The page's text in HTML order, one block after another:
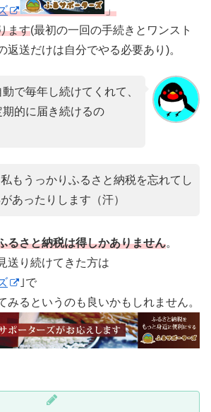
」
ます(最初の一回の手続きとワンスト
返送だけは自分でやる必要あり)。
で毎年し続けてくれて、
的に届き続けるの
もうっかりふるさと納税を忘れてし
あったりします（汗）
るさと納税は得しかありません。
送り続けてきた方は
｣で
みるというのも良いかもしれません。